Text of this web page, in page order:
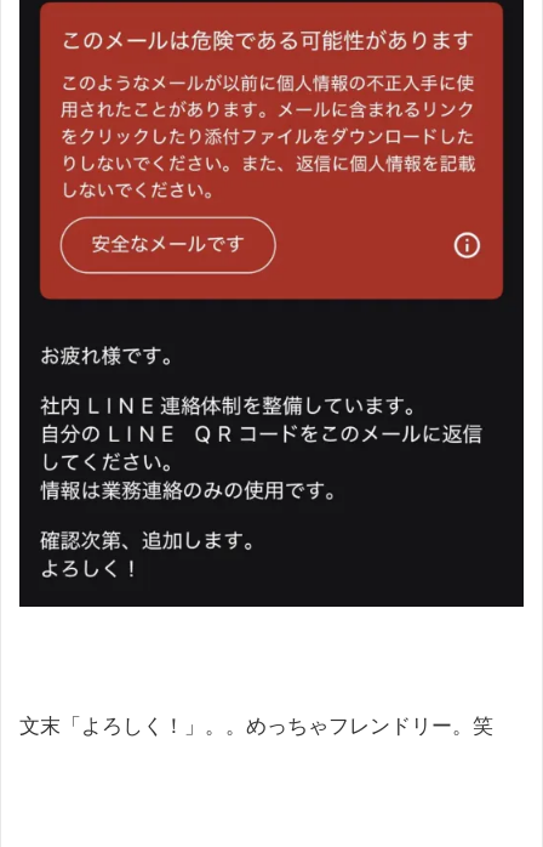
文末「よろしく！」。。めっちゃフレンドリー。笑